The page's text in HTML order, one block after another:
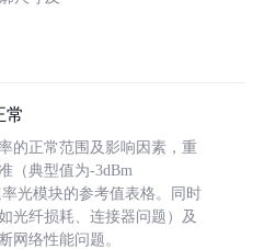
常
的正常范围及影响因素，重
（典型值为-3dBm
光模块的参考值表格。同时
光纤损耗、连接器问题）及
网络性能问题。